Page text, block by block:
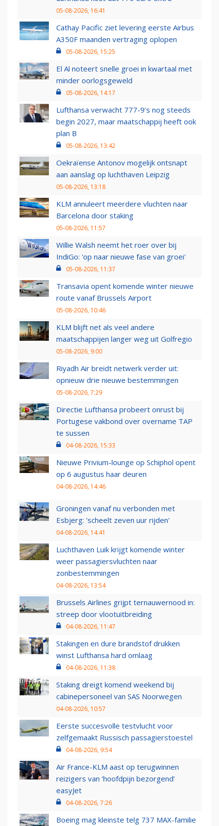
05-08-2026, 16:41
Cathay Pacific ziet levering eerste Airbus
A350F maanden vertraging oplopen
05-08-2026, 15:25
El Al noteert snelle groei in kwartaal met
minder oorlogsgeweld
05-08-2026, 14:17
Lufthansa verwacht 777-9’s nog steeds
begin 2027, maar maatschappij heeft ook
plan B
05-08-2026, 13:42
Oekraïense Antonov mogelijk ontsnapt
aan aanslag op luchthaven Leipzig
05-08-2026, 13:18
KLM annuleert meerdere vluchten naar
Barcelona door staking
05-08-2026, 11:57
Willie Walsh neemt het roer over bij
IndiGo: 'op naar nieuwe fase van groei'
05-08-2026, 11:37
Transavia opent komende winter nieuwe
route vanaf Brussels Airport
05-08-2026, 10:46
KLM blijft net als veel andere
maatschappijen langer weg uit Golfregio
05-08-2026, 9:00
Riyadh Air breidt netwerk verder uit:
opnieuw drie nieuwe bestemmingen
05-08-2026, 7:29
Directie Lufthansa probeert onrust bij
Portugese vakbond over overname TAP
te sussen
04-08-2026, 15:33
Nieuwe Privium-lounge op Schiphol opent
op 6 augustus haar deuren
04-08-2026, 14:46
Groningen vanaf nu verbonden met
Esbjerg: 'scheelt zeven uur rijden'
04-08-2026, 14:41
Luchthaven Luik krijgt komende winter
weer passagiersvluchten naar
zonbestemmingen
04-08-2026, 13:54
Brussels Airlines grijpt ternauwernood in:
streep door vlootuitbreiding
04-08-2026, 11:47
Stakingen en dure brandstof drukken
winst Lufthansa hard omlaag
04-08-2026, 11:38
Staking dreigt komend weekend bij
cabinepersoneel van SAS Noorwegen
04-08-2026, 10:57
Eerste succesvolle testvlucht voor
zelfgemaakt Russisch passagierstoestel
04-08-2026, 9:54
Air France-KLM aast op terugwinnen
reizigers van ‘hoofdpijn bezorgend’
easyJet
04-08-2026, 7:26
Boeing mag kleinste telg 737 MAX-familie